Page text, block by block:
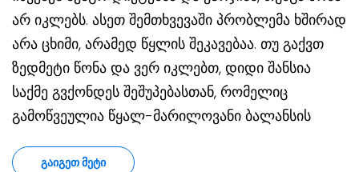
არ იკლებს. ასეთ შემთხვევაში პრობლემა ხშირად
არა ცხიმი, არამედ წყლის შეკავებაა. თუ გაქვთ
ზედმეტი წონა და ვერ იკლებთ, დიდი შანსია
საქმე გვქონდეს შეშუპებასთან, რომელიც
გამოწვეულია წყალ-მარილოვანი ბალანსის
ᲒᲐᲘᲒᲔᲗ ᲛᲔᲢᲘ